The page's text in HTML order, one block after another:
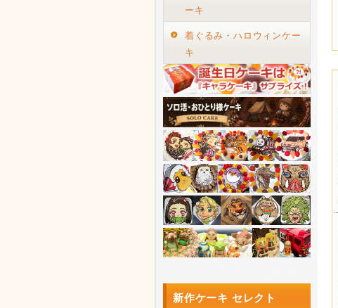
ーキ
着ぐるみ・ハロウィンケー
キ
新作ケーキ セレクト